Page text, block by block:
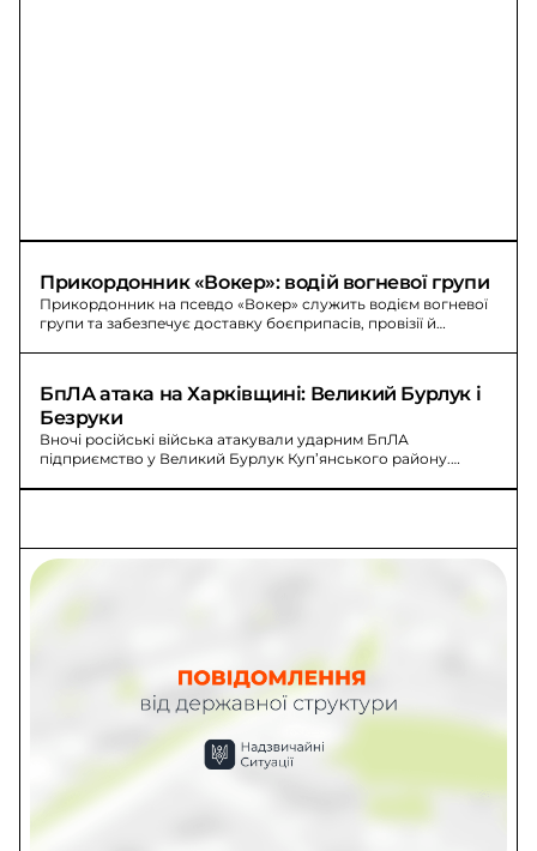
Прикордонник «Вокер»: водій вогневої групи
Прикордонник на псевдо «Вокер» служить водієм вогневої
групи та забезпечує доставку боєприпасів, провізії й
БпЛА атака на Харківщині: Великий Бурлук і
Безруки
Вночі російські війська атакували ударним БпЛА
підприємство у Великий Бурлук Куп’янського району.